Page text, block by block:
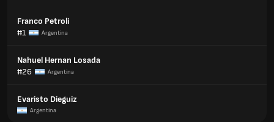
Franco Petroli
#1
Argentina
Nahuel Hernan Losada
#26
Argentina
Evaristo Dieguiz
Argentina